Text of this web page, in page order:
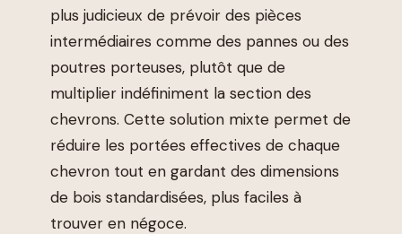
plus judicieux de prévoir des pièces
intermédiaires comme des pannes ou des
poutres porteuses, plutôt que de
multiplier indéfiniment la section des
chevrons. Cette solution mixte permet de
réduire les portées effectives de chaque
chevron tout en gardant des dimensions
de bois standardisées, plus faciles à
trouver en négoce.